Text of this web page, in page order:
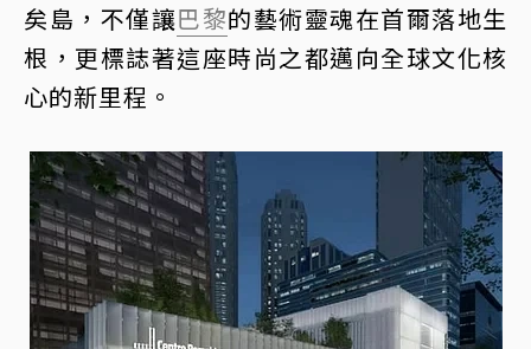
矣島，不僅讓巴黎的藝術靈魂在首爾落地生
根，更標誌著這座時尚之都邁向全球文化核
心的新里程。